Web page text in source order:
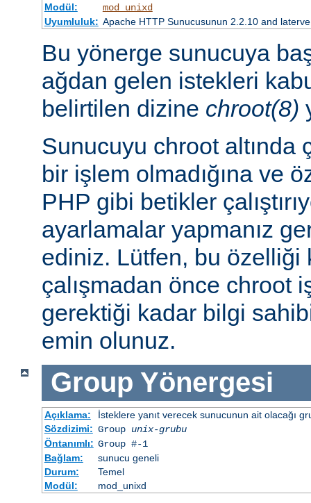
Modül:
mod_unixd
Uyumluluk: Apache HTTP Sunucusunun 2.2.10 and
Bu yönerge sunucuya
ağdan gelen istekleri
belirtilen dizine chroot(8)
Sunucuyu chroot altında
bir işlem olmadığına ve
PHP gibi betikler
ayarlamalar yapmanız
ediniz. Lütfen, bu özelliği
çalışmadan önce chroot
gerektiği kadar bilgi
emin olunuz.
Group Yönergesi
Açıklama:
İsteklere yanıt verecek sunucunun ait olacağı
Sözdizimi: Group unix-grubu
Öntanımlı: Group #-1
Bağlam:
sunucu geneli
Durum:
Temel
Modül:
mod_unixd